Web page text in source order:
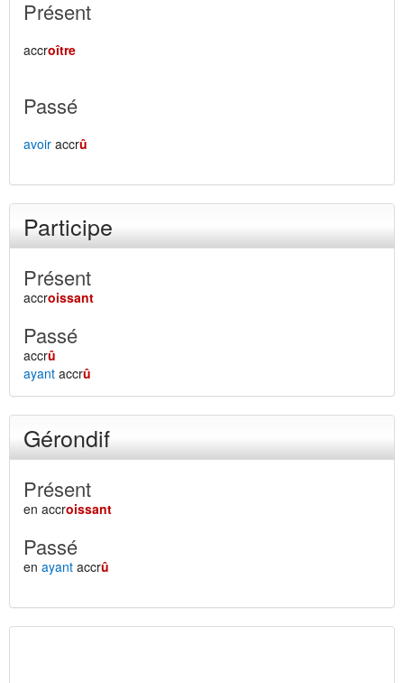
Présent
accroître
Passé
avoir accrû
Participe
Présent
accroissant
Passé
accrû
ayant accrû
Gérondif
Présent
en accroissant
Passé
en ayant accrû